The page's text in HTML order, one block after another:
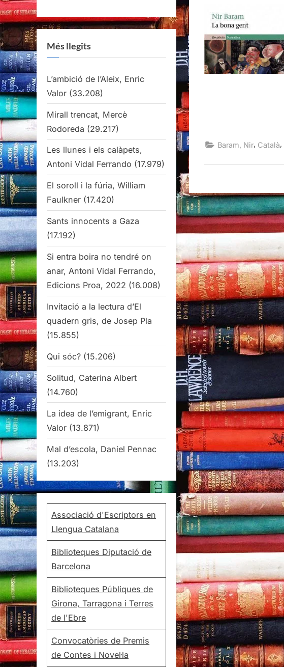
Baram, Nir, Català,
Més llegits
L’ambició de l’Aleix, Enric
Valor (33.208)
Mirall trencat, Mercè
Rodoreda (29.217)
Les llunes i els calàpets,
Antoni Vidal Ferrando (17.979)
El soroll i la fúria, William
Faulkner (17.420)
Sants innocents a Gaza
(17.192)
Si entra boira no tendré on
anar, Antoni Vidal Ferrando,
Edicions Proa, 2022 (16.008)
Invitació a la lectura d’El
quadern gris, de Josep Pla
(15.855)
Qui sóc? (15.206)
Solitud, Caterina Albert
(14.760)
La idea de l’emigrant, Enric
Valor (13.871)
Mal d’escola, Daniel Pennac
(13.203)
Associació d'Escriptors en
Llengua Catalana
Biblioteques Diputació de
Barcelona
Biblioteques Públiques de
Girona, Tarragona i Terres
de l'Ebre
Convocatòries de Premis
de Contes i Novel·la